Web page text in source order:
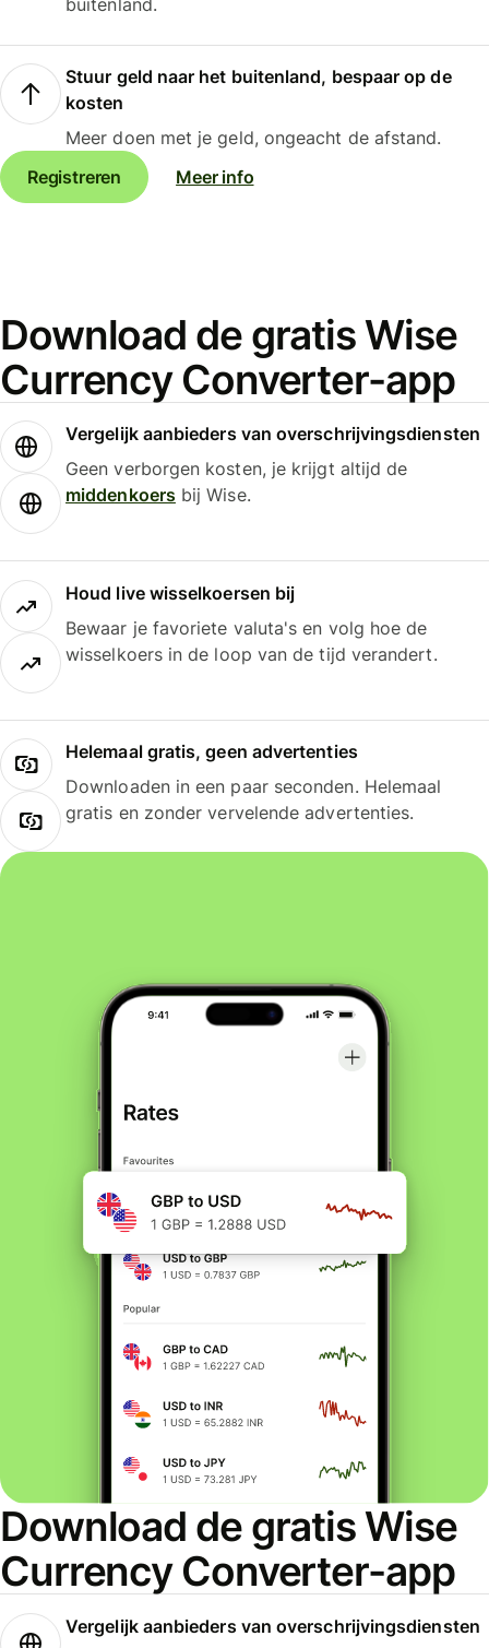
buitenland.
Stuur geld naar het buitenland, bespaar op de
kosten
Meer doen met je geld, ongeacht de afstand.
Registreren
Meer info
Download de gratis Wise
Currency Converter-app
Vergelijk aanbieders van overschrijvingsdiensten
Geen verborgen kosten, je krijgt altijd de
middenkoersbij Wise.
Houd live wisselkoersen bij
Bewaar je favoriete valuta's en volg hoe de
wisselkoers in de loop van de tijd verandert.
Helemaal gratis, geen advertenties
Downloaden in een paar seconden. Helemaal
gratis en zonder vervelende advertenties.
Download de gratis Wise
Currency Converter-app
Vergelijk aanbieders van overschrijvingsdiensten